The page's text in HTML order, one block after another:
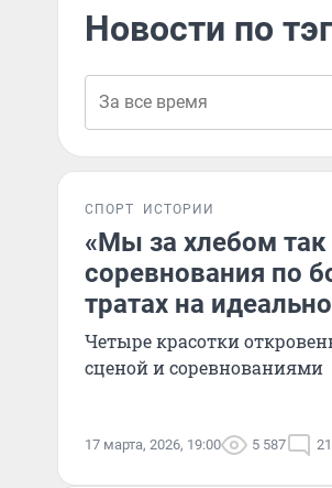
Новости по
СПОРТ ИСТОРИИ
«Мы за хлебом
соревнования по
тратах на
Четыре красотки
сценой и соревнованиями
17 марта, 2026, 19:00 5 587 21